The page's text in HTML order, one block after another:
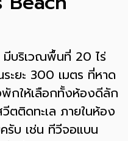
มีบริเวณพื้นที่ 20 ไร่
ะยะ 300 เมตร ที่หาด
กให้เลือกทั้งห้องดีลัก
ติดทะเล ภายในห้อง
รับ เช่น ทีวีจอแบน